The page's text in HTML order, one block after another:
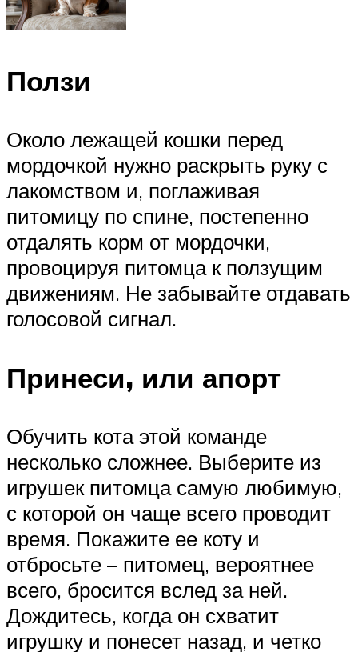
Ползи
Около лежащей кошки перед
мордочкой нужно раскрыть руку с
лакомством и, поглаживая
питомицу по спине, постепенно
отдалять корм от мордочки,
провоцируя питомца к ползущим
движениям. Не забывайте отдавать
голосовой сигнал.
Принеси, или апорт
Обучить кота этой команде
несколько сложнее. Выберите из
игрушек питомца самую любимую,
с которой он чаще всего проводит
время. Покажите ее коту и
отбросьте – питомец, вероятнее
всего, бросится вслед за ней.
Дождитесь, когда он схватит
игрушку и понесет назад, и четко